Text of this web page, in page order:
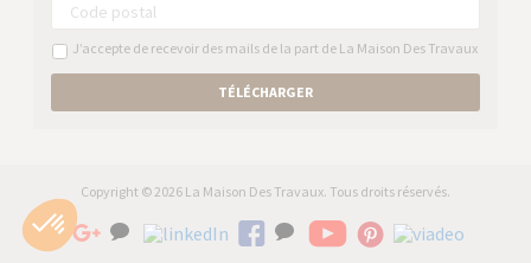
J’accepte de recevoir des mails de la part de La Maison Des Travaux
TÉLÉCHARGER
Copyright © 2026 La Maison Des Travaux. Tous droits réservés.